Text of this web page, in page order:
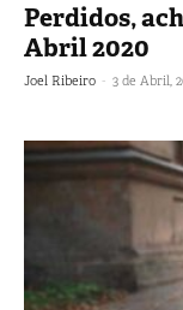
Perdidos,
Abril 2020
Joel Ribeiro - 3 de Abril,